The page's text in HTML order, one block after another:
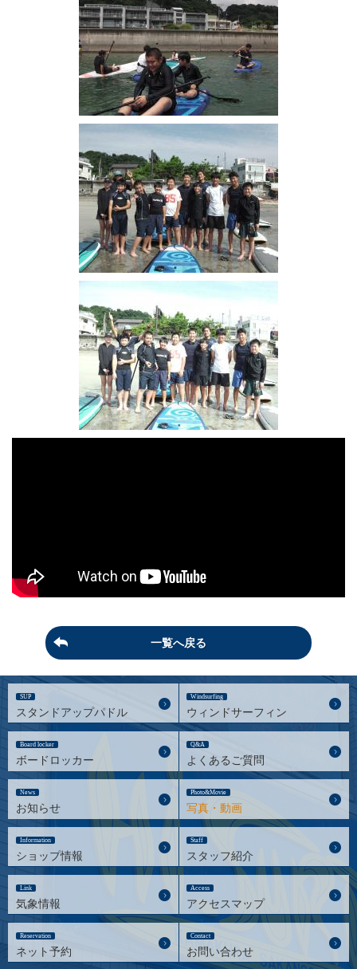
一覧へ戻る
SUP
スタンドアップパドル
Windsurfing
ウィンドサーフィン
Board locker
ボードロッカー
Q&A
よくあるご質問
News
お知らせ
Photo&Movie
写真・動画
Information
ショップ情報
Staff
スタッフ紹介
Link
気象情報
Access
アクセスマップ
Reservation
ネット予約
Contact
お問い合わせ